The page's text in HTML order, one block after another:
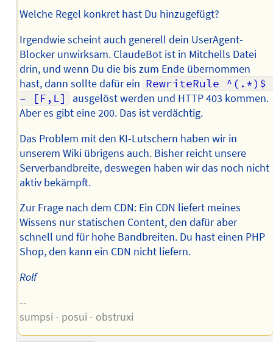
Welche Regel konkret hast Du hinzugefügt?
Irgendwie scheint auch generell dein UserAgent-
Blocker unwirksam. ClaudeBot ist in Mitchells Datei
drin, und wenn Du die bis zum Ende übernommen
hast, dann sollte dafür ein RewriteRule ^(.*)$
– [F,L]
ausgelöst werden und HTTP 403 kommen.
Aber es gibt eine 200. Das ist verdächtig.
Das Problem mit den KI-Lutschern haben wir in
unserem Wiki übrigens auch. Bisher reicht unsere
Serverbandbreite, deswegen haben wir das noch nicht
aktiv bekämpft.
Zur Frage nach dem CDN: Ein CDN liefert meines
Wissens nur statischen Content, den dafür aber
schnell und für hohe Bandbreiten. Du hast einen PHP
Shop, den kann ein CDN nicht liefern.
Rolf
--
sumpsi - posui - obstruxi